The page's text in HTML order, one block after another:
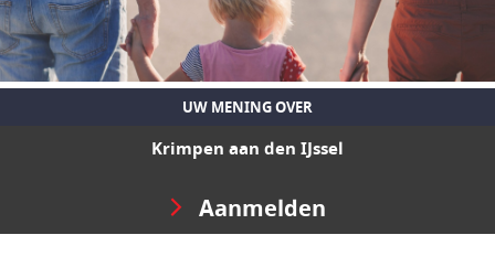
UW MENING OVER
Krimpen aan den IJssel
Aanmelden